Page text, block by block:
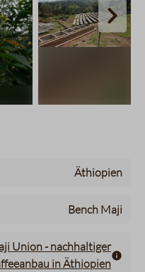
Äthiopien
Bench Maji
Union - nachhaltiger
in Äthiopien